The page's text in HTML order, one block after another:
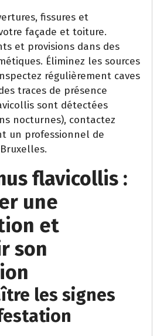
fissures et
façade et toiture.
et provisions dans des
Éliminez les sources
régulièrement caves
traces de présence
sont détectées
nocturnes), contactez
un professionnel de
flavicollis :
une
et
son
les signes